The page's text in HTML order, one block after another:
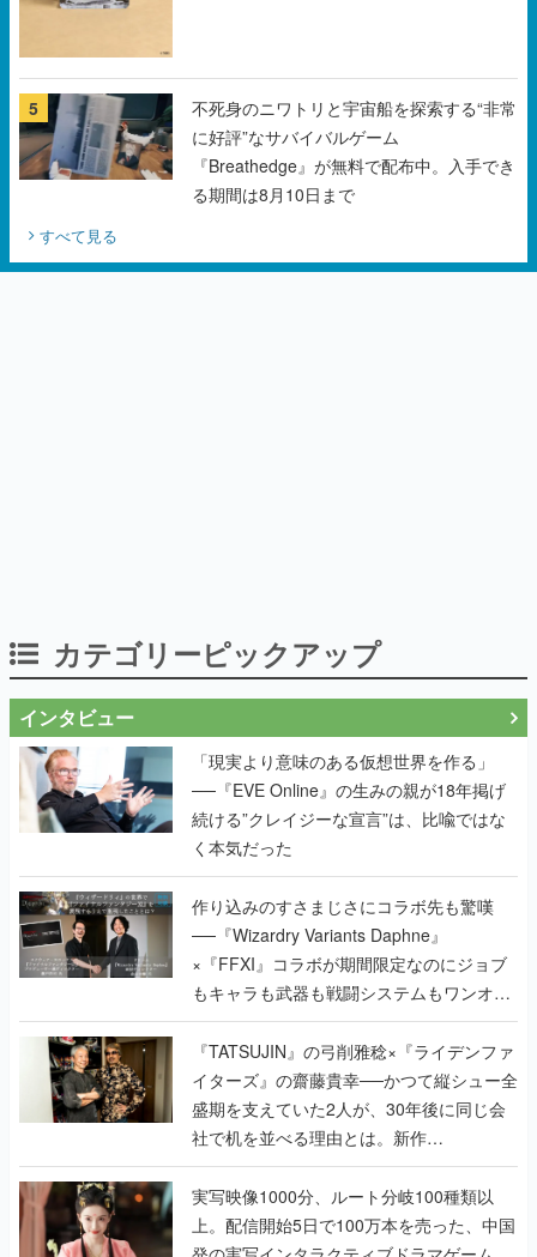
5
不死身のニワトリと宇宙船を探索する“非常
に好評”なサバイバルゲーム
『Breathedge』が無料で配布中。入手でき
る期間は8月10日まで
すべて見る
カテゴリーピックアップ
インタビュー
「現実より意味のある仮想世界を作る」
──『EVE Online』の生みの親が18年掲げ
続ける”クレイジーな宣言”は、比喩ではな
く本気だった
作り込みのすさまじさにコラボ先も驚嘆
──『Wizardry Variants Daphne』
×『FFXI』コラボが期間限定なのにジョブ
もキャラも武器も戦闘システムもワンオフ
で作り込まれた理由を両ディレクターに聞
く
『TATSUJIN』の弓削雅稔×『ライデンファ
イターズ』の齋藤貴幸──かつて縦シュー全
盛期を支えていた2人が、30年後に同じ会
社で机を並べる理由とは。新作
『TATSUJIN EXTREME』で初タッグを組
んだレジェンド2人に訊く開発秘話
実写映像1000分、ルート分岐100種類以
上。配信開始5日で100万本を売った、中国